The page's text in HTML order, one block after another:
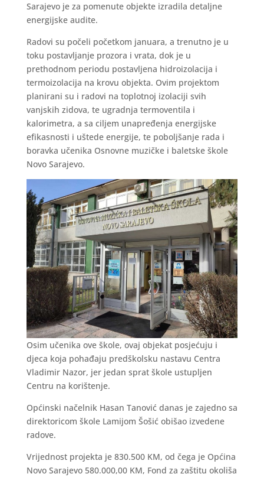
Sarajevo je za pomenute objekte izradila detaljne
energijske audite.
Radovi su počeli početkom januara, a trenutno je u
toku postavljanje prozora i vrata, dok je u
prethodnom periodu postavljena hidroizolacija i
termoizolacija na krovu objekta. Ovim projektom
planirani su i radovi na toplotnoj izolaciji svih
vanjskih zidova, te ugradnja termoventila i
kalorimetra, a sa ciljem unapređenja energijske
efikasnosti i uštede energije, te poboljšanje rada i
boravka učenika Osnovne muzičke i baletske škole
Novo Sarajevo.
Osim učenika ove škole, ovaj objekat posjećuju i
djeca koja pohađaju predškolsku nastavu Centra
Vladimir Nazor, jer jedan sprat škole ustupljen
Centru na korištenje.
Općinski načelnik Hasan Tanović danas je zajedno sa
direktoricom škole Lamijom Šošić obišao izvedene
radove.
Vrijednost projekta je 830.500 KM, od čega je Općina
Novo Sarajevo 580.000,00 KM, Fond za zaštitu okoliša